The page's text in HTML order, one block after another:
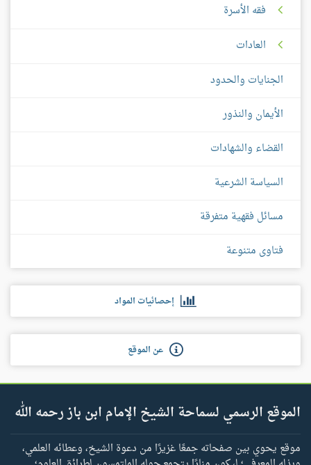
فقه الأسرة
العادات
الجنايات والحدود
الأيمان والنذور
القضاء والشهادات
السياسة الشرعية
مسائل فقهية متفرقة
فتاوى متنوعة
إحصائيات المواد
عن الموقع
الموقع الرسمي لسماحة الشيخ الإمام ابن باز رحمه الله
موقع يحوي بين صفحاته جمعًا غزيرًا من دعوة الشيخ، وعطائه العلمي،